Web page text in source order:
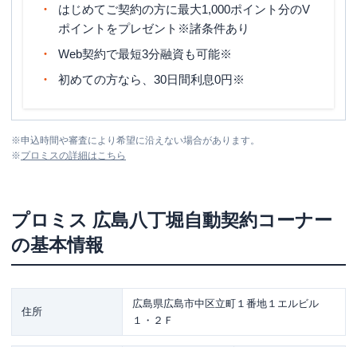
はじめてご契約の方に最大1,000ポイント分のV
ポイントをプレゼント※諸条件あり
Web契約で最短3分融資も可能※
初めての方なら、30日間利息0円※
※申込時間や審査により希望に沿えない場合があります。
※プロミスの詳細はこちら
プロミス 広島八丁堀自動契約コーナー
の基本情報
住所
広島県広島市中区立町１番地１エルビル
１・２Ｆ